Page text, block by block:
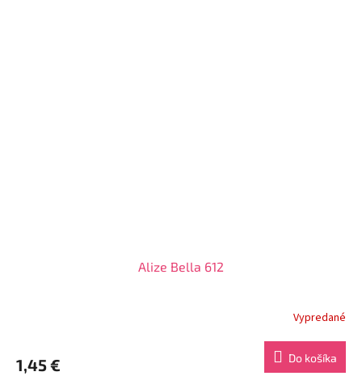
Alize Bella 612
Vypredané
1,45 € Do košíka